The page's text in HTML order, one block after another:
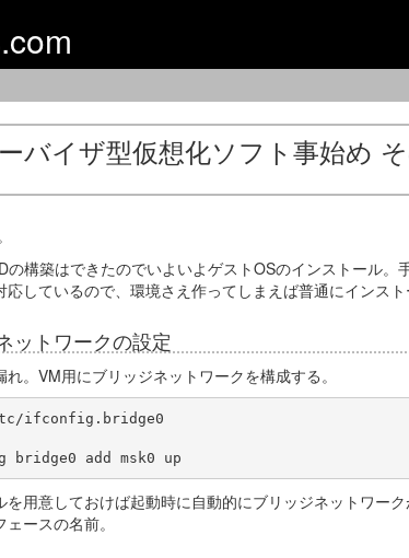
バイザ型仮想化ソフト事始め
の構築はできたのでいよいよゲストOSのインストール
応しているので、環境さえ作ってしまえば普通にインスト
ットワークの設定
。VM用にブリッジネットワークを構成する。
ifconfig.bridge0
を用意しておけば起動時に自動的にブリッジネットワー
ースの名前。